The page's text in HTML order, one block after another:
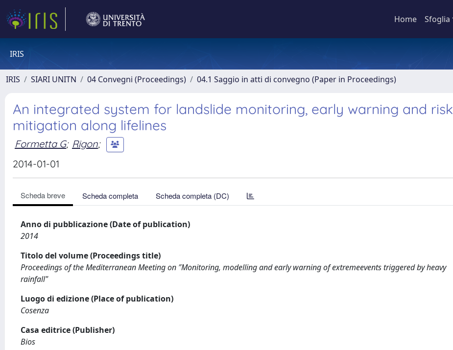
Home Sfoglia
IRIS
IRIS SIARI UNITN 04 Convegni (Proceedings) 04.1 Saggio in atti di convegno (Paper in Proceedings)
An integrated system for landslide monitoring, early warning and risk
mitigation along lifelines
Formetta G; Rigon;
2014-01-01
Scheda breve Scheda completa Scheda completa (DC)
Anno di pubblicazione (Date of publication)
2014
Titolo del volume (Proceedings title)
Proceedings of the Mediterranean Meeting on ″Monitoring, modelling and early warning of extremeevents triggered by heavy
rainfall"
Luogo di edizione (Place of publication)
Cosenza
Casa editrice (Publisher)
Bios